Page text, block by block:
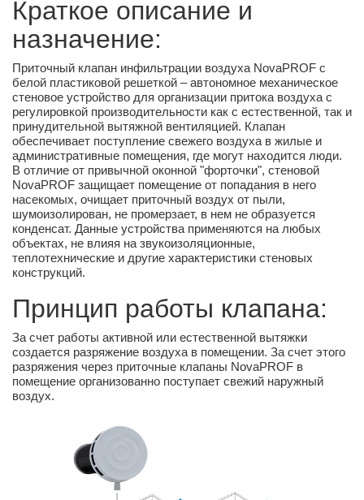
Краткое описание и
назначение:
Приточный клапан инфильтрации воздуха NovaPROF с
белой пластиковой решеткой – автономное механическое
стеновое устройство для организации притока воздуха с
регулировкой производительности как с естественной, так и
принудительной вытяжной вентиляцией. Клапан
обеспечивает поступление свежего воздуха в жилые и
административные помещения, где могут находится люди.
В отличие от привычной оконной "форточки", стеновой
NovaPROF защищает помещение от попадания в него
насекомых, очищает приточный воздух от пыли,
шумоизолирован, не промерзает, в нем не образуется
конденсат. Данные устройства применяются на любых
объектах, не влияя на звукоизоляционные,
теплотехнические и другие характеристики стеновых
конструкций.
Принцип работы клапана:
За счет работы активной или естественной вытяжки
создается разряжение воздуха в помещении. За счет этого
разряжения через приточные клапаны NovaPROF в
помещение организованно поступает свежий наружный
воздух.